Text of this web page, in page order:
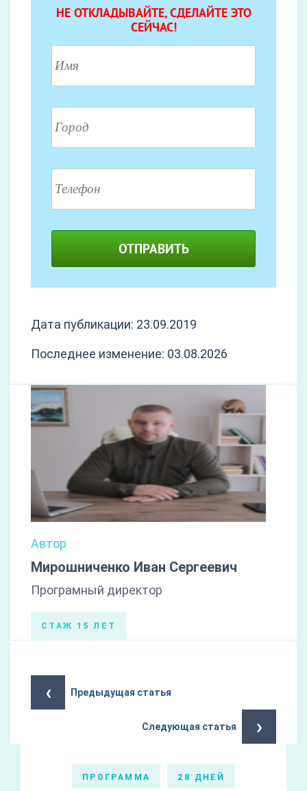
НЕ ОТКЛАДЫВАЙТЕ, СДЕЛАЙТЕ ЭТО
СЕЙЧАС!
ОТПРАВИТЬ
Дата публикации: 23.09.2019
Последнее изменение: 03.08.2026
Автор
Мирошниченко Иван Сергеевич
Програмный директор
СТАЖ 15 ЛЕТ
‹ Предыдущая статья
Следующая статья ›
ПРОГРАММА 28 ДНЕЙ